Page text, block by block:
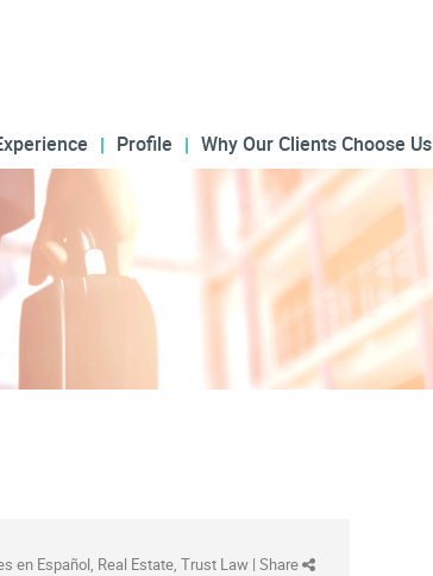
Profile Why Our Clients Choose Us
Blog
en Español, Real Estate, Trust Law | Share